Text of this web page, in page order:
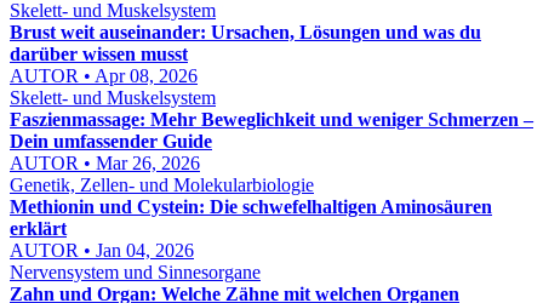
Skelett- und Muskelsystem
Brust weit auseinander: Ursachen, Lösungen und was du
darüber wissen musst
AUTOR • Apr 08, 2026
Skelett- und Muskelsystem
Faszienmassage: Mehr Beweglichkeit und weniger Schmerzen –
Dein umfassender Guide
AUTOR • Mar 26, 2026
Genetik, Zellen- und Molekularbiologie
Methionin und Cystein: Die schwefelhaltigen Aminosäuren
erklärt
AUTOR • Jan 04, 2026
Nervensystem und Sinnesorgane
Zahn und Organ: Welche Zähne mit welchen Organen